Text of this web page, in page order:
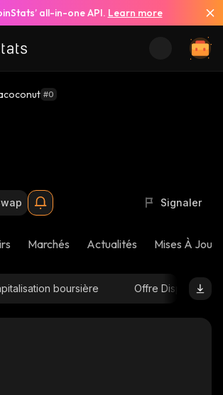
all-in-one API. Learn more
#0
Signaler
Marchés Actualités Mises À Jour
boursière Offre Disponible